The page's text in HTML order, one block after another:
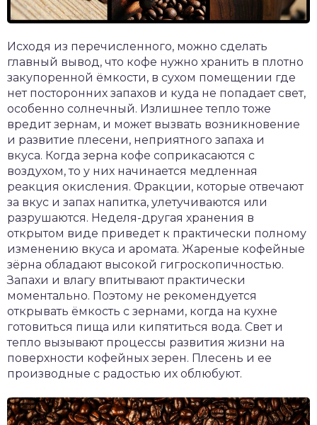
Исходя из перечисленного, можно сделать
главный вывод, что кофе нужно хранить в плотно
закупоренной ёмкости, в сухом помещении где
нет посторонних запахов и куда не попадает свет,
особенно солнечный. Излишнее тепло тоже
вредит зернам, и может вызвать возникновение
и развитие плесени, неприятного запаха и
вкуса. Когда зерна кофе соприкасаются с
воздухом, то у них начинается медленная
реакция окисления. Фракции, которые отвечают
за вкус и запах напитка, улетучиваются или
разрушаются. Неделя-другая хранения в
открытом виде приведет к практически полному
изменению вкуса и аромата. Жареные кофейные
зёрна обладают высокой гигроскопичностью.
Запахи и влагу впитывают практически
моментально. Поэтому не рекомендуется
открывать ёмкость с зернами, когда на кухне
готовиться пища или кипятиться вода. Свет и
тепло вызывают процессы развития жизни на
поверхности кофейных зерен. Плесень и ее
производные с радостью их облюбуют.